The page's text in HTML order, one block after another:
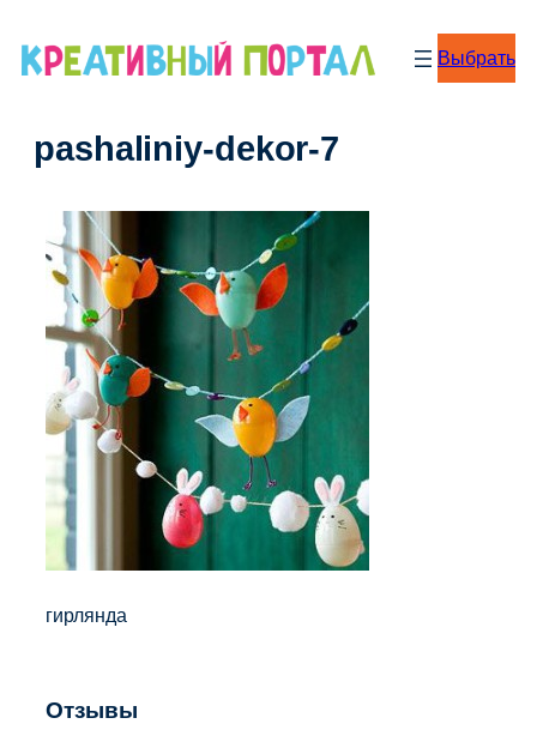
Выбрать
pashaliniy-dekor-7
гирлянда
Отзывы